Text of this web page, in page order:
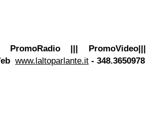
PromoRadio ||| PromoVideo|||
www.laltoparlante.it - 348.3650978